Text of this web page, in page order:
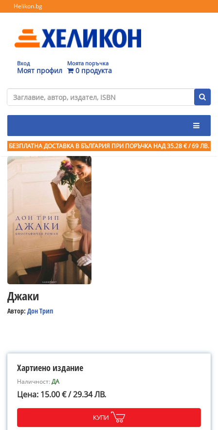
Helikon.bg
Вход
Моят профил
Моята поръчка
0 продукта
БЕЗПЛАТНА ДОСТАВКА В БЪЛГАРИЯ ПРИ ПОРЪЧКА НАД 35.28 € / 69 ЛВ.
Джаки
Автор: Дон Трип
Хартиено издание
Наличност:ДА
Цена: 15.00 € / 29.34 ЛВ.
КУПИ